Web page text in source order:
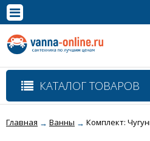
Полная версия сайта
КАТАЛОГ ТОВАРОВ
Главная → Ванны → Комплект: